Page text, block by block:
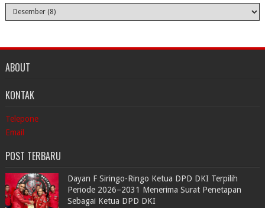
ABOUT
KONTAK
Telepone
Email
POST TERBARU
Dayan F Siringo-Ringo Ketua DPD DKI Terpilih
Periode 2026–2031 Menerima Surat Penetapan
Sebagai Ketua DPD DKI